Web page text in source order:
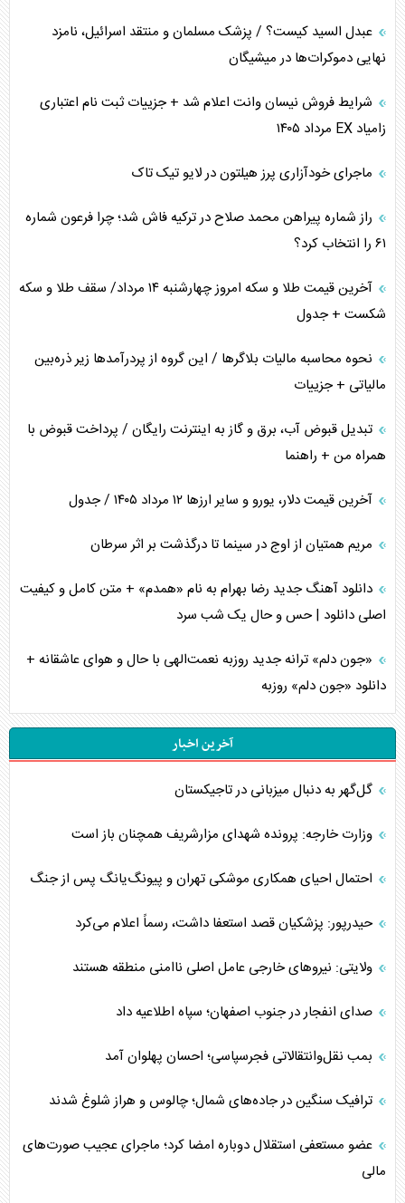
اهمیت راهبردی اردن برای آمریکا
پیام، ظرفیت بالفعل‌نشده تجارت ایران
همسویی عربستان با سنتکام علیه متحدان ایران
عبدل السید کیست؟ / پزشک مسلمان و منتقد اسرائیل، نامزد
نهایی دموکرات‌ها در میشیگان
شرایط فروش نیسان وانت اعلام شد + جزییات ثبت نام اعتباری
زامیاد EX مرداد ۱۴۰۵
ماجرای خودآزاری پرز هیلتون در لایو تیک تاک
راز شماره پیراهن محمد صلاح در ترکیه فاش شد؛ چرا فرعون شماره
۶۱ را انتخاب کرد؟
آخرین قیمت طلا و سکه امروز چهارشنبه ۱۴ مرداد/ سقف طلا و سکه
شکست + جدول
نحوه محاسبه مالیات بلاگر‌ها / این گروه از پردرآمد‌ها زیر ذره‌بین
مالیاتی + جزییات
تبدیل قبوض آب، برق و گاز به اینترنت رایگان / پرداخت قبوض با
همراه من + راهنما
آخرین قیمت دلار، یورو و سایر ارز‌ها ۱۲ مرداد ۱۴۰۵ / جدول
مریم همتیان از اوج در سینما تا درگذشت بر اثر سرطان
دانلود آهنگ جدید رضا بهرام به نام «همدم» + متن کامل و کیفیت
اصلی دانلود | حس و حال یک شب سرد
«جون دلم» ترانه جدید روزبه نعمت‌الهی با حال و هوای عاشقانه +
دانلود «جون دلم» روزبه
آخرین اخبار
گل‌گهر به دنبال میزبانی در تاجیکستان
وزارت خارجه: پرونده شهدای مزارشریف همچنان باز است
احتمال احیای همکاری موشکی تهران و پیونگ‌یانگ پس از جنگ
حیدرپور: پزشکیان قصد استعفا داشت، رسماً اعلام می‌کرد
ولایتی: نیروهای خارجی عامل اصلی ناامنی منطقه هستند
صدای انفجار در جنوب اصفهان؛ سپاه اطلاعیه داد
بمب نقل‌وانتقالاتی فجرسپاسی؛ احسان پهلوان آمد
ترافیک سنگین در جاده‌های شمال؛ چالوس و هراز شلوغ شدند
عضو مستعفی استقلال دوباره امضا کرد؛ ماجرای عجیب صورت‌های
مالی